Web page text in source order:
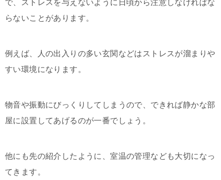
で、ストレスを与えないように日頃から注意しなければな
らないことがあります。
例えば、人の出入りの多い玄関などはストレスが溜まりや
すい環境になります。
物音や振動にびっくりしてしまうので、できれば静かな部
屋に設置してあげるのが一番でしょう。
他にも先の紹介したように、室温の管理なども大切になっ
てきます。